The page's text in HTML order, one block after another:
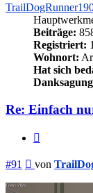
Beiträge:
Registriert:
Wohnort:
Hat sich
Re: Einfach
#91 Beitrag
von